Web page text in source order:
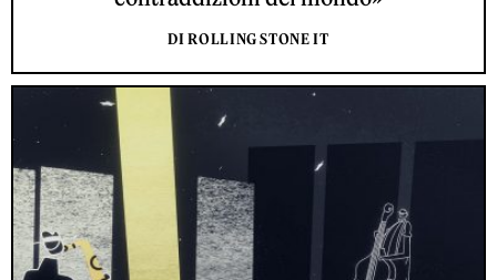
DI ROLLING STONE IT